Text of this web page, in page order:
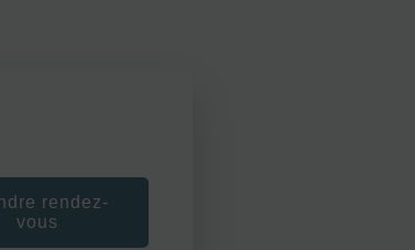
rendez-
vous